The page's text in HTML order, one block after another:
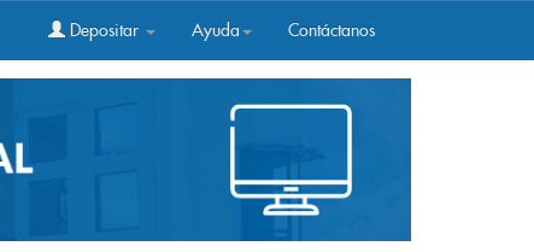
Depositar Ayuda Contáctanos